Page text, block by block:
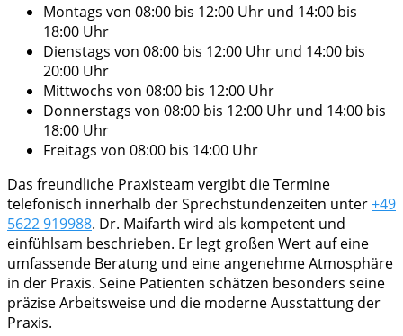
Montags von 08:00 bis 12:00 Uhr und 14:00 bis
18:00 Uhr
Dienstags von 08:00 bis 12:00 Uhr und 14:00 bis
20:00 Uhr
Mittwochs von 08:00 bis 12:00 Uhr
Donnerstags von 08:00 bis 12:00 Uhr und 14:00 bis
18:00 Uhr
Freitags von 08:00 bis 14:00 Uhr
Das freundliche Praxisteam vergibt die Termine
telefonisch innerhalb der Sprechstundenzeiten unter+49
5622 919988. Dr. Maifarth wird als kompetent und
einfühlsam beschrieben. Er legt großen Wert auf eine
umfassende Beratung und eine angenehme Atmosphäre
in der Praxis. Seine Patienten schätzen besonders seine
präzise Arbeitsweise und die moderne Ausstattung der
Praxis.